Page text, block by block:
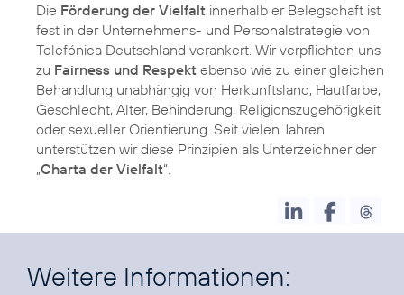
Die Förderung der Vielfalt innerhalb er Belegschaft ist
fest in der Unternehmens- und Personalstrategie von
Telefónica Deutschland verankert. Wir verpflichten uns
zu Fairness und Respekt ebenso wie zu einer gleichen
Behandlung unabhängig von Herkunftsland, Hautfarbe,
Geschlecht, Alter, Behinderung, Religionszugehörigkeit
oder sexueller Orientierung. Seit vielen Jahren
unterstützen wir diese Prinzipien als Unterzeichner der
„Charta der Vielfalt“.
Weitere Informationen: